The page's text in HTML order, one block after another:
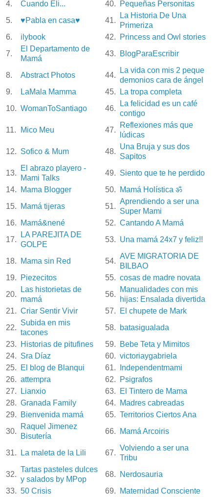
4.
Cuando Eli... 40.
Pequeñas Personitas
5.
♥Pabla en casa♥ 41.
La Historia De Una
Primeriza
6.
ilybook 42.
Princess and Owl stories
7.
El Departamento de
Mamá
43. BlogParaEscribir
8. Abstract Photos 44.
La vida con mis 2 peque
demonios cara de ángel
9.
LaMala Mamma 45.
La tropa completa
10. WomanToSantiago 46.
La felicidad es un café
contigo
11.
Mico Meu 47.
Reflexiones más que
lúdicas
12. Sofico & Mum 48.
Una Bruja y sus dos
Sapitos
13.
El abrazo playero -
Mami Talks
49. Siento que te he perdido
14.
Mama Blogger 50.
Mamá Holística ॐ
15.
Mamá tijeras 51.
Aprendiendo a ser una
Super Mami
16.
Mamá&nené 52. Cantando A Mamá
17.
LA PAREJITA DE
GOLPE
53. Una mamá 24x7 y feliz!!
18. Mama sin Red 54.
AVE MIGRATORIA DE
BILBAO
19.
Piezecitos 55. cosas de madre novata
20.
Las historietas de
mamá
56.
Manualidades con mis
hijas: Ensalada divertida
21. Criar Sentir Vivir 57.
El chupete de Mark
22.
Subida en mis
tacones
58.
batasigualada
23.
Historias de pitufines 59.
Bebe Teta y Mimitos
24. Sra Díaz 60. victoriaygabriela
25.
El blog de Blanqui 61.
Independentmami
26. attempra 62.
Psigrafos
27.
Lianxio 63.
El Tintero de Mama
28. Granada Family 64.
Madres cabreadas
29.
Bienvenida mamá 65. Territorios Ciertos Ana
30.
Raquel Jimenez
Bisutería
66. Mamá Arcoiris
31. La maleta de la Lili 67.
Volviendo a ser una
Tribu
32.
Tartas pasteles dulces
y salados by MPop
68.
Nerdosauria
33. 50 Crisis 69. Maternidad Consciente